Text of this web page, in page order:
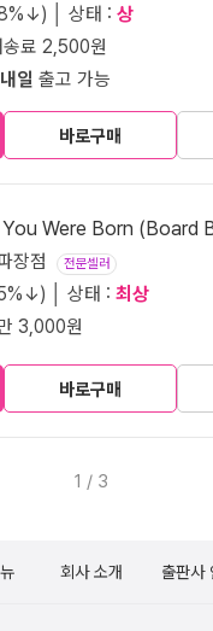
│ 상태 : 상
료 2,500원
내일 출고 가능
바로구매
Were Born (Board
장점 전문셀러
│ 상태 : 최상
3,000원
바로구매
1 / 3
회사 소개 출판사